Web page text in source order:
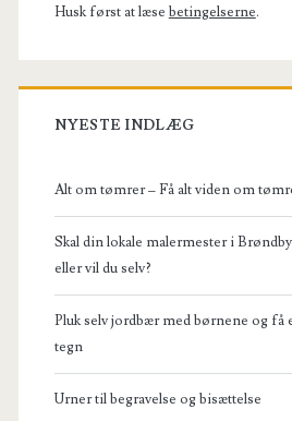
Husk først at læse betingelserne.
NYESTE INDLÆG
Alt om tømrer – Få alt viden om
Skal din lokale malermester i
eller vil du selv?
Pluk selv jordbær med børnene og få
tegn
Urner til begravelse og bisættelse